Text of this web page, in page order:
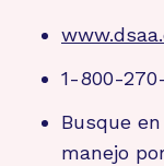
1-800-
Busque
manejo